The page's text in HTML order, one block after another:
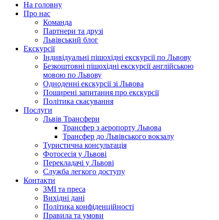
На головну
Про нас
Команда
Партнери та друзі
Львівський блог
Екскурсії
Індивідуальні пішохідні екскурсії по Львову
Безкоштовні пішохідні екскурсії англійською
мовою по Львову
Одноденні екскурсії зі Львова
Поширені запитання про екскурсії
Політика скасування
Послуги
Львів Трансфери
Трансфер з аеропорту Львова
Трансфер до Львівського вокзалу
Туристична консультація
Фотосесія у Львові
Перекладачі у Львові
Служба легкого доступу
Контакти
ЗМІ та преса
Вихідні дані
Політика конфіденційності
Правила та умови